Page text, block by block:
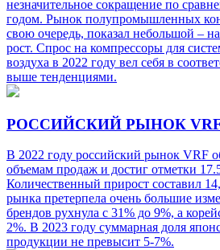
незначительное сокращение по
годом. Рынок полупромышленных
свою очередь, показал небольшой –
рост. Спрос на компрессоры для
воздуха в 2022 году вел себя в
выше тенденциями.
РОССИЙСКИЙ РЫНОК VRF
В 2022 году российский рынок VRF
объемам продаж и достиг отметки
Количественный прирост составил
рынка претерпела очень большие
брендов рухнула с 31% до 9%, а
2%. В 2023 году суммарная доля
продукции не превысит 5-7%.